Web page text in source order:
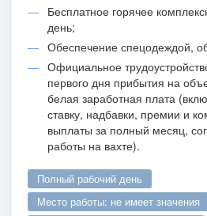
Бесплатное горячее
день;
Обеспечение спецодеждой,
Официальное
первого дня прибытия на
белая заработная плата
ставку, надбавки, премии и
выплаты за полный месяц,
работы на вахте).
полный рабочий день
место работы: не имеет значения